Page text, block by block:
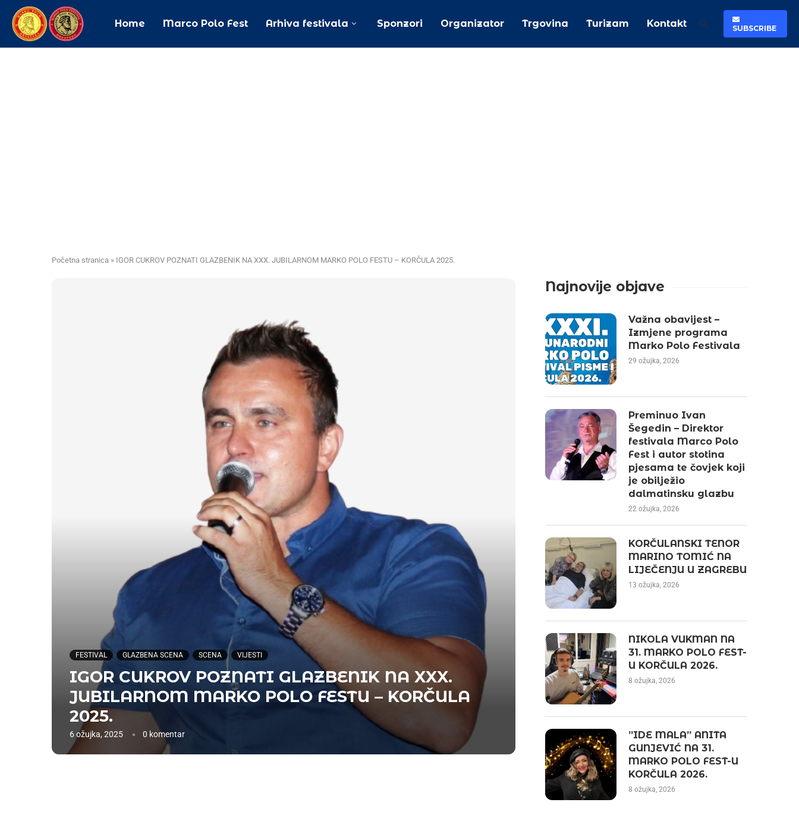
Home Marco Polo Fest Arhiva festivala Sponzori Organizator Trgovina Turizam Kontakt SUBSCRIBE
Početna stranica » IGOR CUKROV POZNATI GLAZBENIK NA XXX. JUBILARNOM MARKO POLO FESTU – KORČULA 2025.
FESTIVAL GLAZBENA SCENA SCENA VIJESTI
IGOR CUKROV POZNATI GLAZBENIK NA XXX.
JUBILARNOM MARKO POLO FESTU – KORČULA
2025.
6 ožujka, 2025 0 komentar
Najnovije objave
Važna obavijest –
Izmjene programa
Marko Polo Festivala
29 ožujka, 2026
Preminuo Ivan
Šegedin – Direktor
festivala Marco Polo
Fest i autor stotina
pjesama te čovjek koji
je obilježio
dalmatinsku glazbu
22 ožujka, 2026
KORČULANSKI TENOR
MARINO TOMIĆ NA
LIJEČENJU U ZAGREBU
13 ožujka, 2026
NIKOLA VUKMAN NA
31. MARKO POLO FEST-
U KORČULA 2026.
8 ožujka, 2026
”IDE MALA” ANITA
GUNJEVIĆ NA 31.
MARKO POLO FEST-U
KORČULA 2026.
8 ožujka, 2026